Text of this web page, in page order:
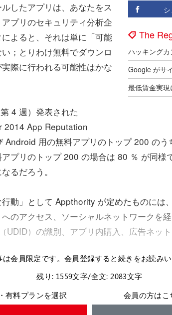
The
したアプリは、あなたをス
プリのセキュリティ分析企
よると、それは単に「可能
；とりわけ無料でダウンロ
際に行われる可能性はかな
4 週）発表された
2014 App Reputation
Android 用の無料アプリのトップ 200 の
プリのトップ 200 の場合は 80 ％ が同様
るだろう。
動」として Appthority が定めたものには
のアクセス、ソーシャルネットワークを
UDID）の識別、アプリ内購入、広告ネッ
は会員限定です。会員登録すると続きをお読みい
残り: 1559文字/全文: 2083文字
有料プランを選択
会員の方はこ